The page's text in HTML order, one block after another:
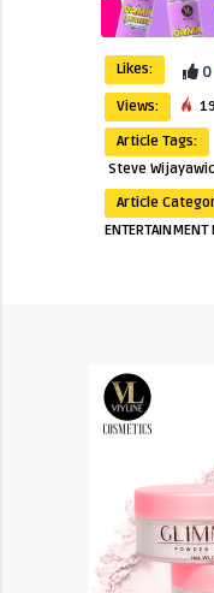
Likes: 0
Views:
Article Tags:
Steve
Article
ENTERTAINMENT